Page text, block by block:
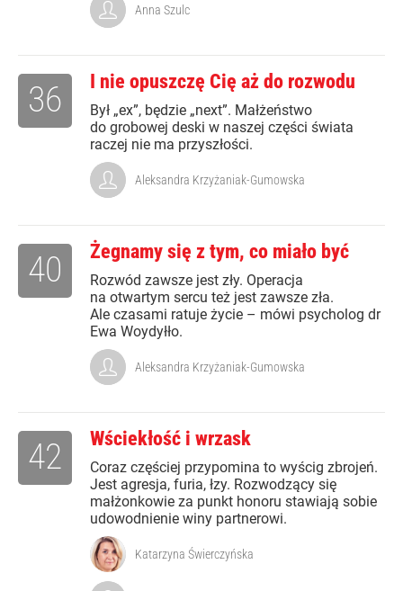
Anna Szulc
I nie opuszczę Cię aż do rozwodu
Był „ex”, będzie „next”. Małżeństwo
do grobowej deski w naszej części świata
raczej nie ma przyszłości.
36
Aleksandra Krzyżaniak-Gumowska
Żegnamy się z tym, co miało być
Rozwód zawsze jest zły. Operacja
na otwartym sercu też jest zawsze zła.
Ale czasami ratuje życie – mówi psycholog dr
Ewa Woydyłło.
40
Aleksandra Krzyżaniak-Gumowska
Wściekłość i wrzask
Coraz częściej przypomina to wyścig zbrojeń.
Jest agresja, furia, łzy. Rozwodzący się
małżonkowie za punkt honoru stawiają sobie
udowodnienie winy partnerowi.
42
Katarzyna Świerczyńska